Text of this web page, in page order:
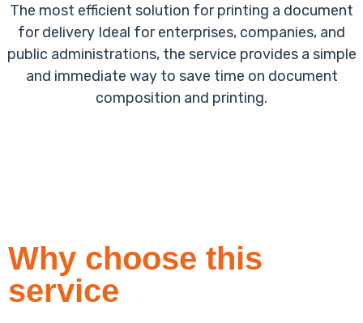
The most efficient solution for printing a document
for delivery Ideal for enterprises, companies, and
public administrations, the service provides a simple
and immediate way to save time on document
composition and printing.
Why choose this
service